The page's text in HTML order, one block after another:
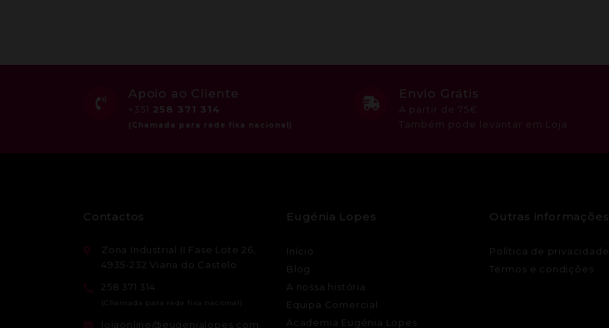
Apoio ao Cliente
+351 258 371 314
Envio Grátis
A partir de 75€
Também pode levantar em Loja
Contactos
Zona Industrial II Fase Lote 26,
4935-232 Viana do Castelo
258 371 314
lojaonline@eugenialopes.com
Eugénia Lopes
Início
Blog
A nossa história
Equipa Comercial
Academia Eugénia Lopes
Outras informações
Política de privacidade
Termos e condições